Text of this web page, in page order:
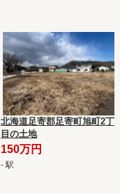
北海道足寄郡足寄町旭町2丁
目の土地
150万円
- 駅